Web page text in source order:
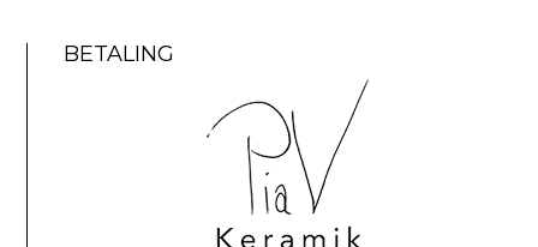
BETALING